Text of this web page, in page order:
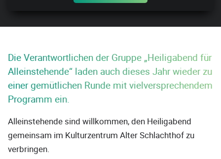
Die Verantwortlichen der Gruppe „Heiligabend für
Alleinstehende“ laden auch dieses Jahr wieder zu
einer gemütlichen Runde mit vielversprechendem
Programm ein.
Alleinstehende sind willkommen, den Heiligabend
gemeinsam im Kulturzentrum Alter Schlachthof zu
verbringen.